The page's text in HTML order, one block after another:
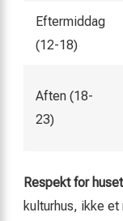
Eftermiddag
(12-18)
Aften (18-
23)
Respekt for
kulturhus, ikke